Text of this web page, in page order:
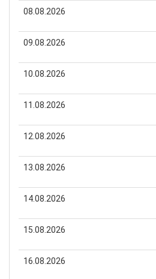
08.08.2026
09.08.2026
10.08.2026
11.08.2026
12.08.2026
13.08.2026
14.08.2026
15.08.2026
16.08.2026